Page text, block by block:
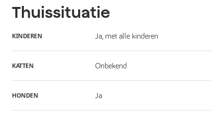
Thuissituatie
KINDEREN Ja, met alle kinderen
KATTEN Onbekend
HONDEN Ja